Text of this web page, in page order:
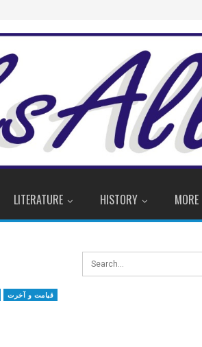
LITERATURE HISTORY MORE
قیامت و آخرت